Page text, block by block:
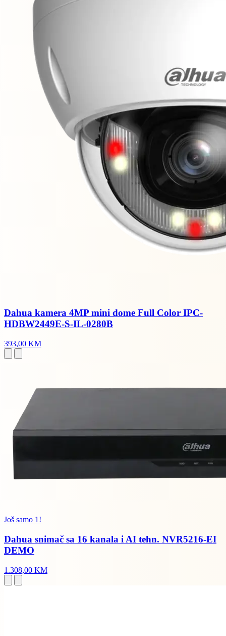
Dahua kamera 4MP mini dome Full Color IPC-
HDBW2449E-S-IL-0280B
393,00 KM
Još samo 1!
Dahua snimač sa 16 kanala i AI tehn. NVR5216-EI
DEMO
1.308,00 KM